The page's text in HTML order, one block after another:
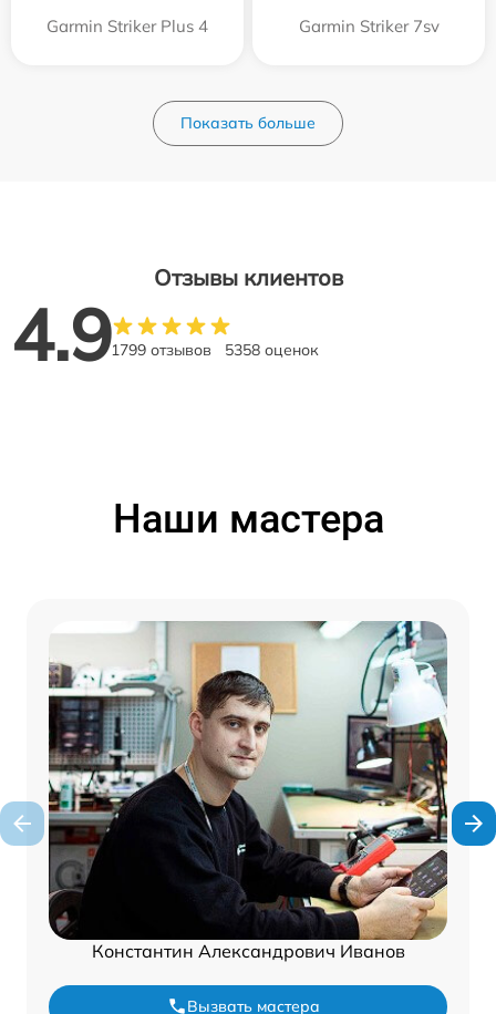
Garmin Striker Plus 4 Garmin Striker 7sv
Показать больше
Отзывы клиентов
4.91799 отзывов 5358 оценок
Наши мастера
Константин Александрович Иванов
Вызвать мастера